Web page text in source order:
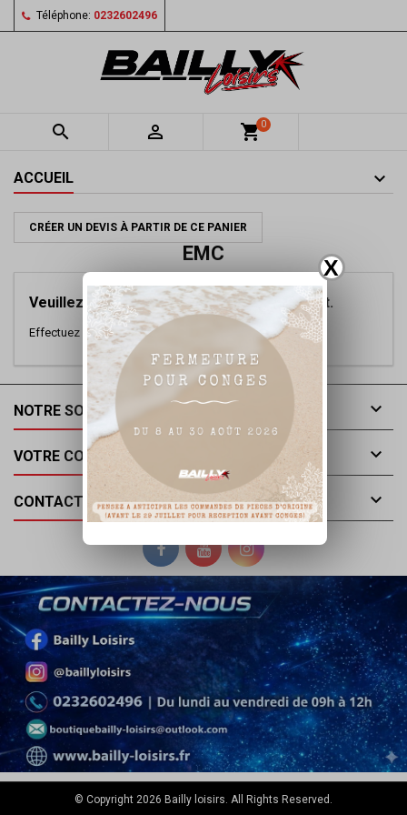
X
Téléphone: 0232602496
  shopping_cart0
ACCUEIL
CRÉER UN DEVIS À PARTIR DE CE PANIER
EMC
Veuillez nous excuser pour le désagrément.
Effectuez une nouvelle recherche
NOTRE SOCIÉTÉ 
VOTRE COMPTE 
CONTACT 
© Copyright 2026 Bailly loisirs. All Rights Reserved.